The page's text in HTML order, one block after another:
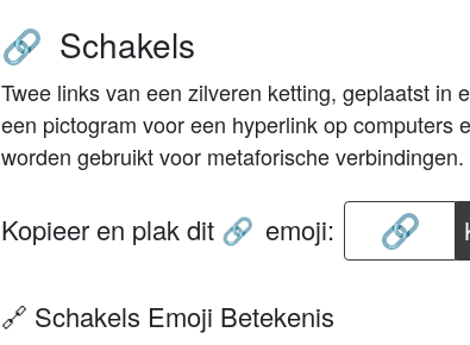
🔗 Schakels
Twee links van een zilveren ketting, geplaatst in
een pictogram voor een hyperlink op computers
worden gebruikt voor metaforische verbindingen.
Kopieer en plak dit 🔗 emoji:
🔗 Schakels Emoji Betekenis